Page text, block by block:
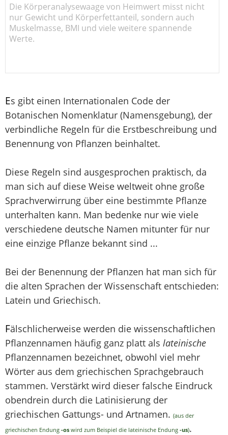
Die Körperanalysewaage von Heimwert misst nicht
nur Gewicht und Körperfettanteil, sondern auch
Muskelmasse, BMI und viele weitere spannende
Werte.
Es gibt einen Internationalen Code der
Botanischen Nomenklatur (Namensgebung), der
verbindliche Regeln für die Erstbeschreibung und
Benennung von Pflanzen beinhaltet.
Diese Regeln sind ausgesprochen praktisch, da
man sich auf diese Weise weltweit ohne große
Sprachverwirrung über eine bestimmte Pflanze
unterhalten kann. Man bedenke nur wie viele
verschiedene deutsche Namen mitunter für nur
eine einzige Pflanze bekannt sind ...
Bei der Benennung der Pflanzen hat man sich für
die alten Sprachen der Wissenschaft entschieden:
Latein und Griechisch.
Fälschlicherweise werden die wissenschaftlichen
Pflanzennamen häufig ganz platt als lateinische
Pflanzennamen bezeichnet, obwohl viel mehr
Wörter aus dem griechischen Sprachgebrauch
stammen. Verstärkt wird dieser falsche Eindruck
obendrein durch die Latinisierung der
griechischen Gattungs- und Artnamen. (aus der
griechischen Endung -os wird zum Beispiel die lateinische Endung -us).